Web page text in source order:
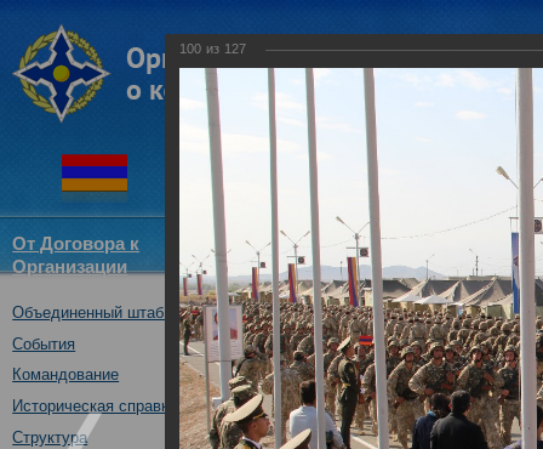
От Договора к
Организации
Структура
ОДКБ
Новости
Объединенный штаб ОДКБ
События
Командование
Историческая справка
Структура
Открытие совместного
09.10.2017
100 из 127